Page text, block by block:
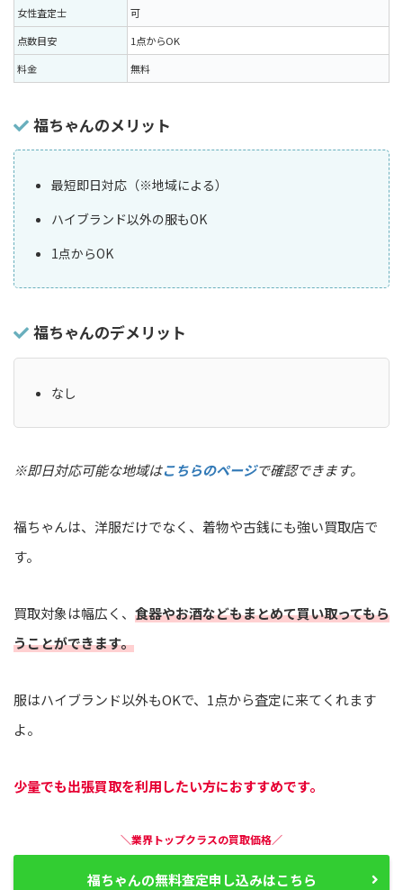
女性査定士
可
点数目安
1点からOK
料金
無料
福ちゃんのメリット
最短即日対応（※地域による）
ハイブランド以外の服もOK
1点からOK
福ちゃんのデメリット
なし
※即日対応可能な地域はこちらのページで確認できます。
福ちゃんは、洋服だけでなく、着物や古銭にも強い買取店で
す。
買取対象は幅広く、 食器やお酒などもまとめて買い取ってもら
うことができます。
服はハイブランド以外もOKで、1点から査定に来てくれます
よ。
少量でも出張買取を利用したい方におすすめです。
＼業界トップクラスの買取価格／
福ちゃんの無料査定申し込みはこちら